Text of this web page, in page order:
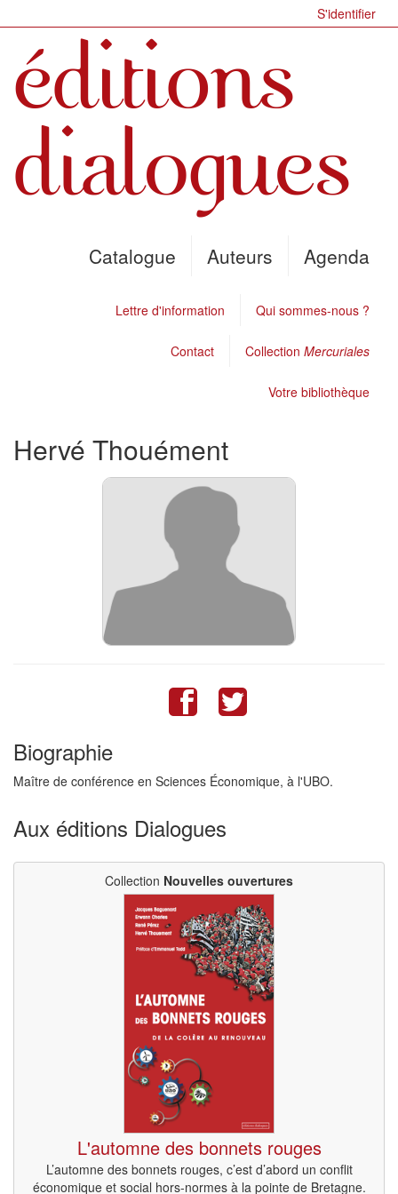
S'identifier
Catalogue Auteurs Agenda
Lettre d'information Qui sommes-nous ?
Contact Collection Mercuriales
Votre bibliothèque
Hervé Thouément
Biographie
Maître de conférence en Sciences Économique, à l'UBO.
Aux éditions Dialogues
Collection Nouvelles ouvertures
L'automne des bonnets rouges
L’automne des bonnets rouges, c’est d’abord un conflit
économique et social hors-normes à la pointe de Bretagne.